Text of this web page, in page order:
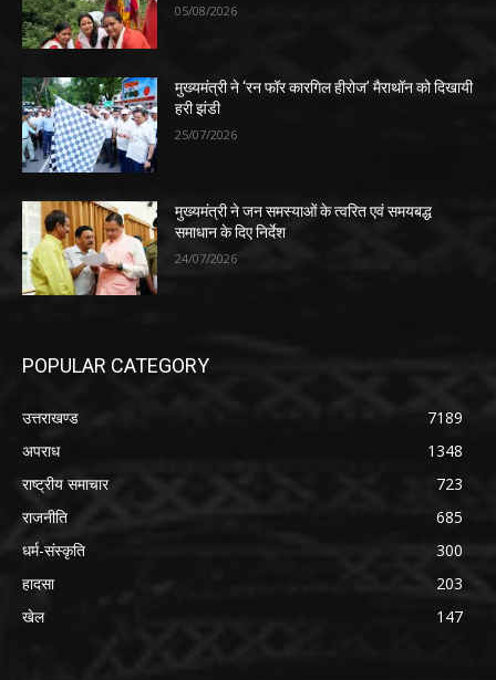
05/08/2026
मुख्यमंत्री ने ‘रन फॉर कारगिल हीरोज’ मैराथॉन को दिखायी
हरी झंडी
25/07/2026
मुख्यमंत्री ने जन समस्याओं के त्वरित एवं समयबद्ध
समाधान के दिए निर्देश
24/07/2026
POPULAR CATEGORY
उत्तराखण्ड
7189
अपराध
1348
राष्ट्रीय समाचार
723
राजनीति
685
धर्म-संस्कृति
300
हादसा
203
खेल
147